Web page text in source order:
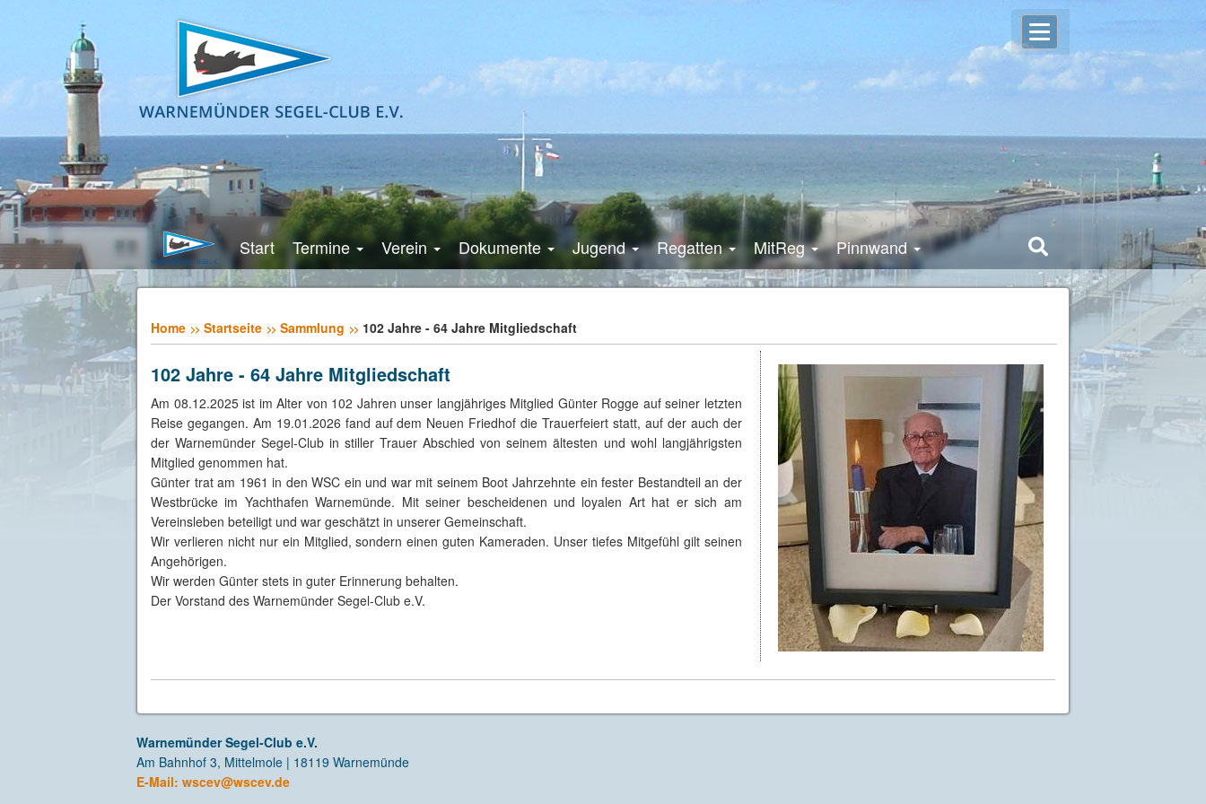
Open
user
settings
Start Termine Verein Dokumente Jugend Regatten MitReg Pinnwand
Home Startseite Sammlung 102 Jahre - 64 Jahre Mitgliedschaft
102 Jahre - 64 Jahre Mitgliedschaft
Am 08.12.2025 ist im Alter von 102 Jahren unser langjähriges Mitglied Günter Rogge auf seiner letzten
Reise gegangen. Am 19.01.2026 fand auf dem Neuen Friedhof die Trauerfeiert statt, auf der auch der
der Warnemünder Segel-Club in stiller Trauer Abschied von seinem ältesten und wohl langjährigsten
Mitglied genommen hat.
Günter trat am 1961 in den WSC ein und war mit seinem Boot Jahrzehnte ein fester Bestandteil an der
Westbrücke im Yachthafen Warnemünde. Mit seiner bescheidenen und loyalen Art hat er sich am
Vereinsleben beteiligt und war geschätzt in unserer Gemeinschaft.
Wir verlieren nicht nur ein Mitglied, sondern einen guten Kameraden. Unser tiefes Mitgefühl gilt seinen
Angehörigen.
Wir werden Günter stets in guter Erinnerung behalten.
Der Vorstand des Warnemünder Segel-Club e.V.
Warnemünder Segel-Club e.V.
Am Bahnhof 3, Mittelmole | 18119 Warnemünde
E-Mail: wscev@wscev.de